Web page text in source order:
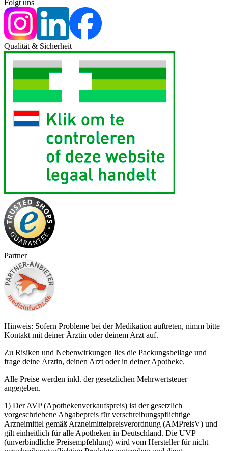
Folgt uns
Qualität & Sicherheit
Partner
Hinweis: Sofern Probleme bei der Medikation auftreten, nimm bitte
Kontakt mit deiner Ärztin oder deinem Arzt auf.
Zu Risiken und Nebenwirkungen lies die Packungsbeilage und
frage deine Ärztin, deinen Arzt oder in deiner Apotheke.
Alle Preise werden inkl. der gesetzlichen Mehrwertsteuer
angegeben.
1) Der AVP (Apothekenverkaufspreis) ist der gesetzlich
vorgeschriebene Abgabepreis für verschreibungspflichtige
Arzneimittel gemäß Arzneimittelpreisverordnung (AMPreisV) und
gilt einheitlich für alle Apotheken in Deutschland. Die UVP
(unverbindliche Preisempfehlung) wird vom Hersteller für nicht